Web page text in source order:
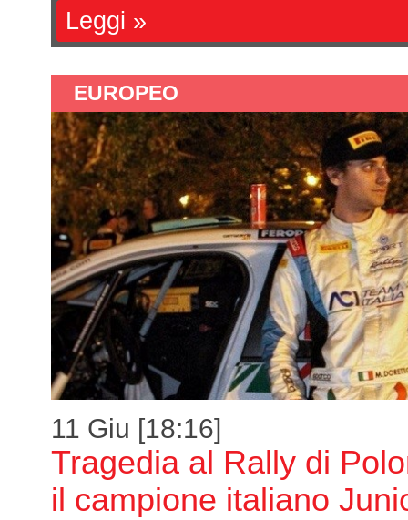
Leggi »
EUROPEO
11 Giu [18:16]
Tragedia al Rally di
il campione italiano